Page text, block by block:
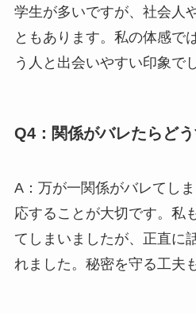
学生が多いですが、社会人
ともあります。私の体感で
う人と出会いやすい印象で
Q4：関係がバレたらどう
A：万が一関係がバレてし
応することが大切です。私
てしまいましたが、正直に
れました。秘密を守る工夫